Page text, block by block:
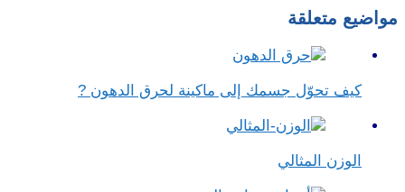
مواضيع متعلقة
كيف تحوّل جسمك إلى ماكينة لحرق الدهون ?
الوزن المثالي